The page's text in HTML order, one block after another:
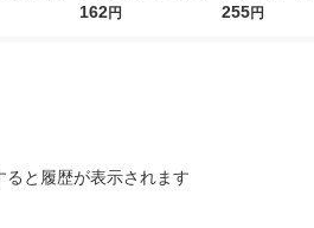
ミニ 215g
ッシュアソート グレ
162円
だものフルー
255円
ると履歴が表示されます